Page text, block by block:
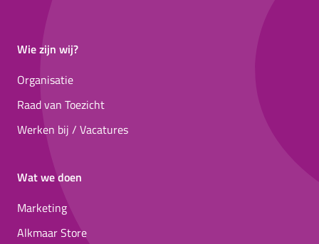
Wie zijn wij?
Organisatie
Raad van Toezicht
Werken bij / Vacatures
Wat we doen
Marketing
Alkmaar Store